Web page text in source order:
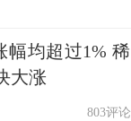
幅均超过1% 稀
大涨
803评论